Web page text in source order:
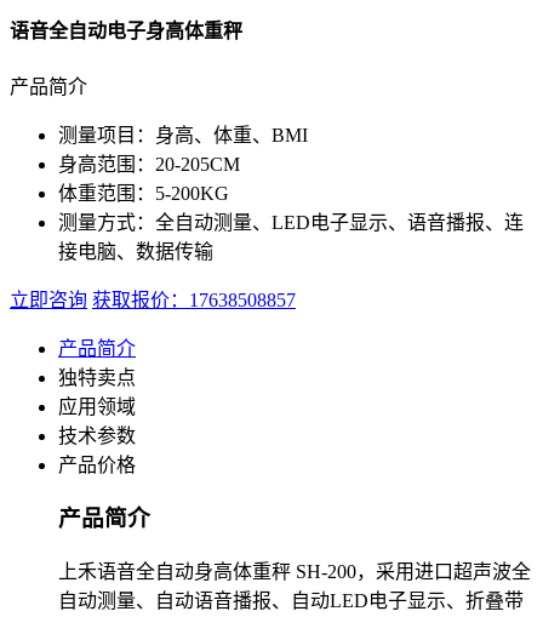
语音全自动电子身高体重秤
产品简介
测量项目： 身高、体重、BMI
身高范围： 20-205CM
体重范围： 5-200KG
测量方式： 全自动测量、LED电子显示、语音播报、连
接电脑、数据传输
立即咨询 获取报价：17638508857
产品简介
独特卖点
应用领域
技术参数
产品价格
产品简介
上禾语音全自动身高体重秤 SH-200，采用进口超声波全
自动测量、自动语音播报、自动LED电子显示、折叠带